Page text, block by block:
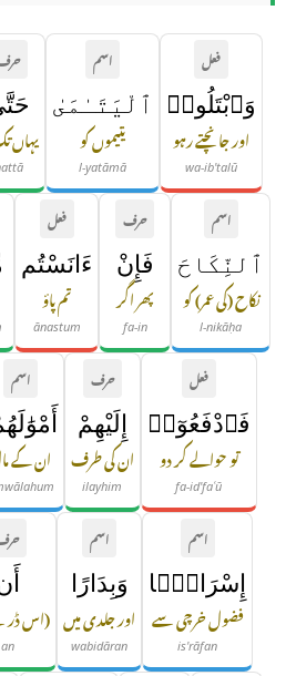
فعل
وَٱبْتَلُوا۟
اور جانچتے رہو
wa-ib'talū
اسم
ٱلْيَتَـٰمَىٰ
یتیموں کو
l-yatāmā
یہاں
اسم
ٱلنِّكَاحَ
نکاح (کی عمر) کو
l-nikāḥa
حرف
فَإِنْ
پھر اگر
fa-in
فعل
ءَانَسْتُم
تم پاؤ
ānastum
فعل
فَٱدْفَعُوٓا۟
تو حوالے کر دو
fa-id'faʿū
حرف
إِلَيْهِمْ
ان کی طرف
ilayhim
اسم
ان کے
اسم
إِسْرَافًۭا
فضول خرچی سے
is'rāfan
اسم
وَبِدَارًا
اور جلدی میں
wabidāran
(اس ڈر
an